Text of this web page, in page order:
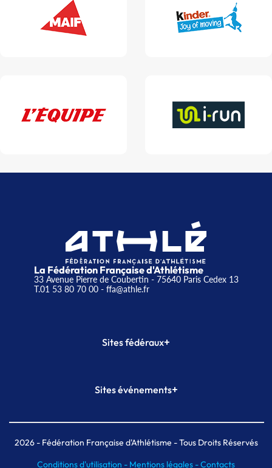
La Fédération Française d'Athlétisme
33 Avenue Pierre de Coubertin - 75640 Paris Cedex 13
T.01 53 80 70 00- ffa@athle.fr
Sites fédéraux+
Plateforme Formation
Sites événements+
Meeting de Paris indoor
MAIF Ekiden de Paris
2026- Fédération Française d'Athlétisme - Tous Droits Réservés
Conditions d'utilisation - Mentions légales -Contacts